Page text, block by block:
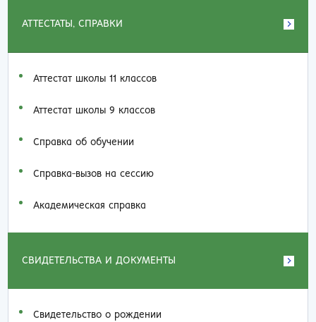
АТТЕСТАТЫ, СПРАВКИ
Аттестат школы 11 классов
Аттестат школы 9 классов
Справка об обучении
Справка-вызов на сессию
Академическая справка
СВИДЕТЕЛЬСТВА И ДОКУМЕНТЫ
Свидетельство о рождении